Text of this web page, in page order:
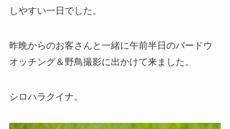
しやすい一日でした。
昨晩からのお客さんと一緒に午前半日のバードウ
オッチング＆野鳥撮影に出かけて来ました。
シロハラクイナ。